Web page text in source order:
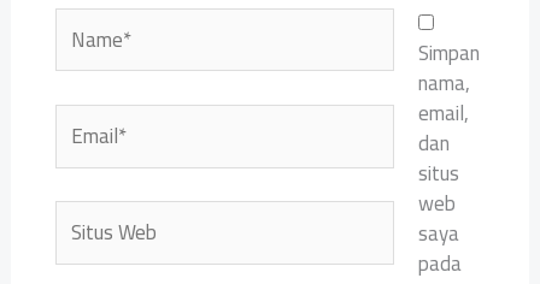
Name*
Email*
Situs
Web
Simpan
nama,
email,
dan
situs
web
saya
pada